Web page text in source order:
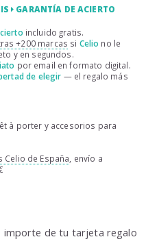
GARANTÍA DE ACIERTO
incluido gratis.
+200 marcas si Celio no le
y en segundos.
por email en formato digital.
de elegir — el regalo más
à porter y accesorios para
Celio de España , envío a
importe de tu tarjeta regalo